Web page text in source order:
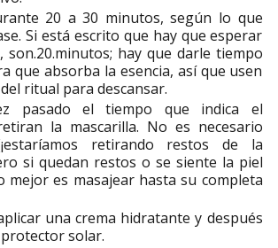
20 a 30 minutos, según lo que
Si está escrito que hay que esperar
son.20.minutos; hay que darle tiempo
que absorba la esencia, así que usen
ritual para descansar.
pasado el tiempo que indica el
la mascarilla. No es necesario
retirando restos de la
si quedan restos o se siente la piel
mejor es masajear hasta su completa
una crema hidratante y después
solar.